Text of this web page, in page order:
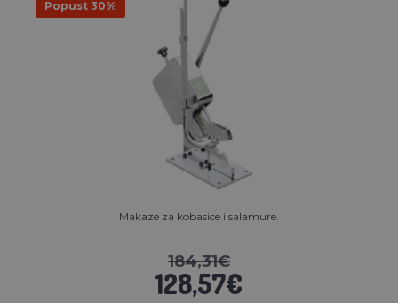
Popust 30%
Makaze za kobasice i salamure.
184,31€
128,57€